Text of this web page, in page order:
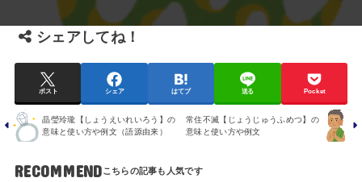
シェアしてね！
ポスト シェア はてブ 送る Pocket
晶瑩玲瓏【しょうえいれいろう】の
意味と使い方や例文（語源由来）
常住不滅【じょうじゅうふめつ】の
意味と使い方や例文
RECOMMEND